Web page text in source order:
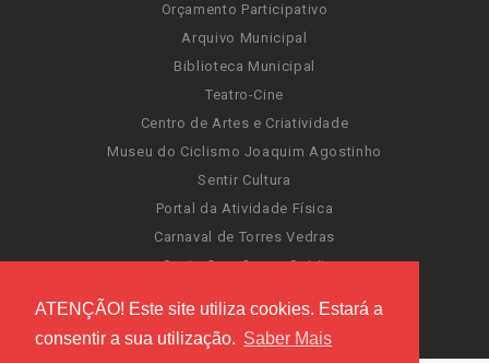
ATENÇÃO! Este site utiliza cookies. Estará a
consentir a sua utilização. Saber Mais
Orçamento Participativo
Arquivo Municipal
Biblioteca Municipal
Teatro-Cine
Centro de Artes e Criatividade
Museu do Ciclismo Joaquim Agostinho
Sentir Cultura
Portal da Atividade Física
Carnaval de Torres Vedras
Santa Cruz Ocean Spirit